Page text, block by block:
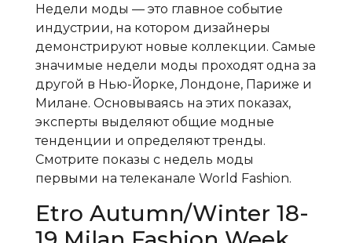
Недели моды — это главное событие
индустрии, на котором дизайнеры
демонстрируют новые коллекции. Самые
значимые недели моды проходят одна за
другой в Нью-Йорке, Лондоне, Париже и
Милане. Основываясь на этих показах,
эксперты выделяют общие модные
тенденции и определяют тренды.
Смотрите показы с недель моды
первыми на телеканале World Fashion.
Etro Autumn/Winter 18-